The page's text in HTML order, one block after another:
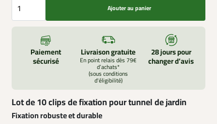
Ajouter au panier
Paiement
sécurisé
Livraison gratuite
En point relais dès 79€
d’achats*
(sous conditions
d'éligibilité)
28 jours pour
changer d’avis
Lot de 10 clips de fixation pour tunnel de jardin
Fixation robuste et durable